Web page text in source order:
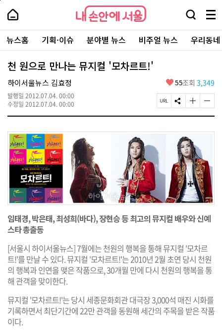
본
로
가
내
손
안
에
서
울
-
서
울
시
대
표
소
포
털
내
손
에
울
검
창
열
기
메
뉴
전
체
보
주
요
서
뉴스홈 기획·이슈 분야별 뉴스 비주얼 뉴스 우리동
천 원으로 만나는 뮤지컬 '모차르트!'
하이서울뉴스 김효정
발행일 2012.07.04. 00:00
수정일 2012.07.04. 00:00
좋
요
55조회 3,349
페
이
U
S
N
공
유
하
기
글
자
기
게
변
경
하
기
글
자
기
경
하
기
임태경, 박은태, 최성희(바다), 장현승 등 최고의 뮤지컬 배우와 신예
스타 총출동
[서울시 하이서울뉴스] 7월에는 천원의 행복을 통해 뮤지컬 '모차르
트!'를 만날 수 있다. 뮤지컬 '모차르트!'는 2010년 2월 초연 당시 천원
의 행복과 인연을 맺은 작품으로, 30개월 만에 다시 천원의 행복을 통
해 관객을 맞이한다.
뮤지컬 '모차르트!'는 당시 세종문화회관 대극장 3,000석 매진 시화를
기록하면서 최단기간에 22만 관객을 동원해 세간의 주목을 받은 작품
이다.
페
상
단
로